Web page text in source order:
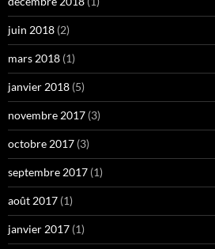
juin 2018 (2)
mars 2018 (1)
janvier 2018 (5)
novembre 2017 (3)
octobre 2017 (3)
septembre 2017 (1)
août 2017 (1)
janvier 2017 (1)